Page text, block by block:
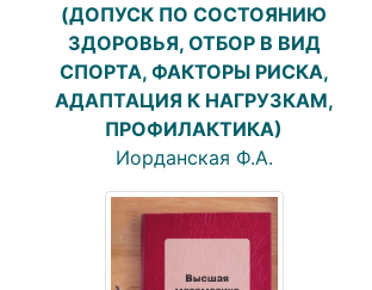
(ДОПУСК ПО СОСТОЯНИЮ
ЗДОРОВЬЯ, ОТБОР В ВИД
СПОРТА, ФАКТОРЫ РИСКА,
АДАПТАЦИЯ К НАГРУЗКАМ,
ПРОФИЛАКТИКА)
Иорданская Ф.А.